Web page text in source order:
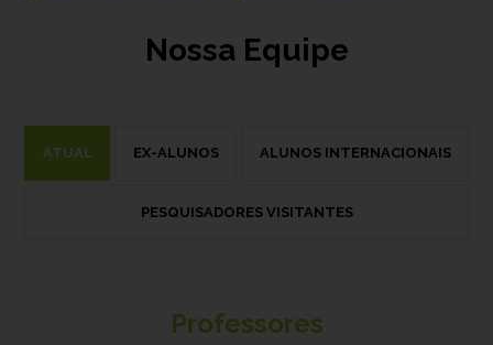
Nossa Equipe
ATUAL EX-ALUNOS ALUNOS INTERNACIONAIS
PESQUISADORES VISITANTES
Professores